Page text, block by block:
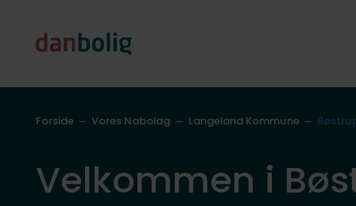
Forside Vores Nabolag Langeland Kommune
Velkommen i